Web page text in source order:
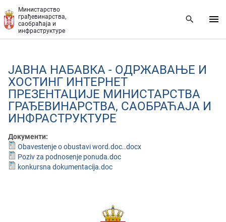
Министарство
грађевинарства,
саобраћаја и
инфраструктуре
ЈАВНА НАБАВКА - ОДРЖАВАЊЕ И
ХОСТИНГ ИНТЕРНЕТ
ПРЕЗЕНТАЦИЈЕ МИНИСТАРСТВА
ГРАЂЕВИНАРСТВА, САОБРАЋАЈА И
ИНФРАСТРУКТУРЕ
Документи:
Obavestenje o obustavi word.doc..docx
Poziv za podnosenje ponuda.doc
konkursna dokumentacija.doc